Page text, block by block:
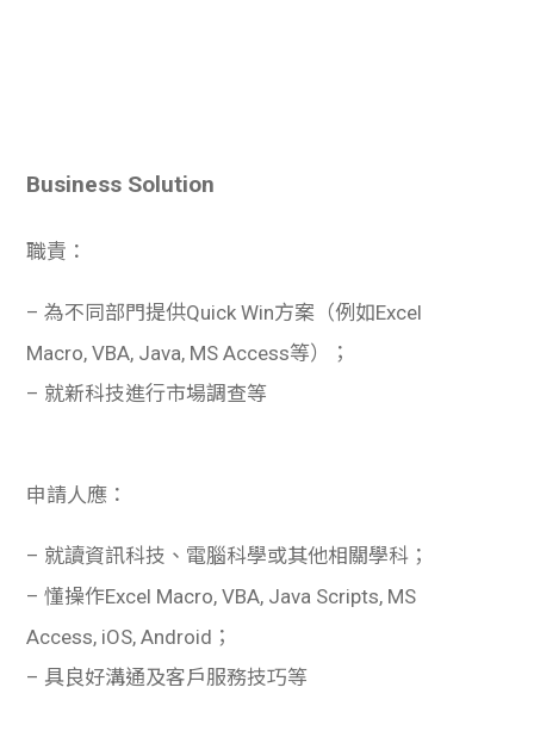
Business Solution
職責：
– 為不同部門提供Quick Win方案（例如Excel
Macro, VBA, Java, MS Access等）；
– 就新科技進行市場調查等
申請人應：
– 就讀資訊科技、電腦科學或其他相關學科；
– 懂操作Excel Macro, VBA, Java Scripts, MS
Access, iOS, Android；
– 具良好溝通及客戶服務技巧等